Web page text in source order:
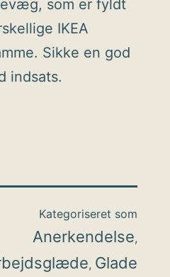
som er fyldt
IKEA
Sikke en god
indsats.
Kategoriseret som
Anerkendelse,
, Glade